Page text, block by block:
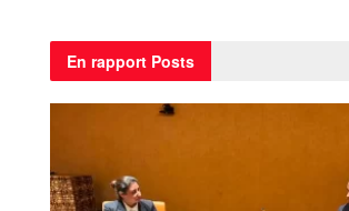
En rapport Posts